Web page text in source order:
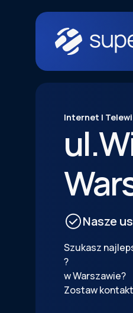
Internet |
ul.
Nasze
Szukasz
?
w Warszawie?
Zostaw